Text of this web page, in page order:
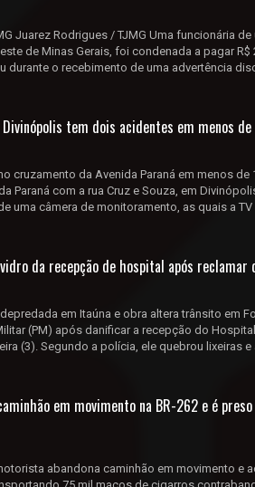
Juarez Rodrigues / TJMG Uma funcionária
de Minas Gerais, foi condenada a pagar
durante o recebimento de uma advertência
Divinópolis tem dois acidentes em menos
cruzamento da Avenida Paraná em menos
Paraná com a rua Cruz e Souza, em
uma câmera de monitoramento, as quais a
da recepção de hospital após reclamar
em Itaúna e obra altera trânsito em
(PM) após danificar a recepção do
(3). Segundo a polícia, ele quebrou lixeiras
em movimento na BR-262 e é
abandona caminhão em movimento e